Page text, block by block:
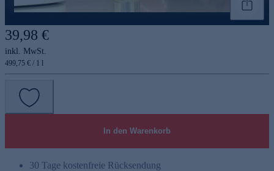
39,98 €
inkl. MwSt.
499,75 € / 1 l
In den Warenkorb
30 Tage kostenfreie Rücksendung